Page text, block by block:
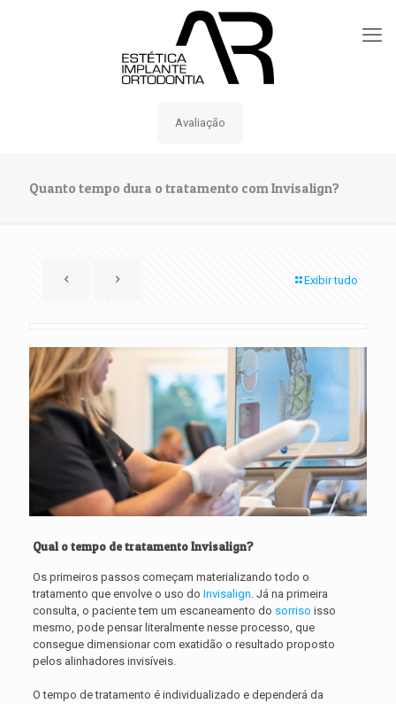
Avaliação
Quanto tempo dura o tratamento com Invisalign?
Exibir tudo
Qual o tempo de tratamento Invisalign?
Os primeiros passos começam materializando todo o
tratamento que envolve o uso do Invisalign. Já na primeira
consulta, o paciente tem um escaneamento do sorriso isso
mesmo, pode pensar literalmente nesse processo, que
consegue dimensionar com exatidão o resultado proposto
pelos alinhadores invisíveis.
O tempo de tratamento é individualizado e dependerá da